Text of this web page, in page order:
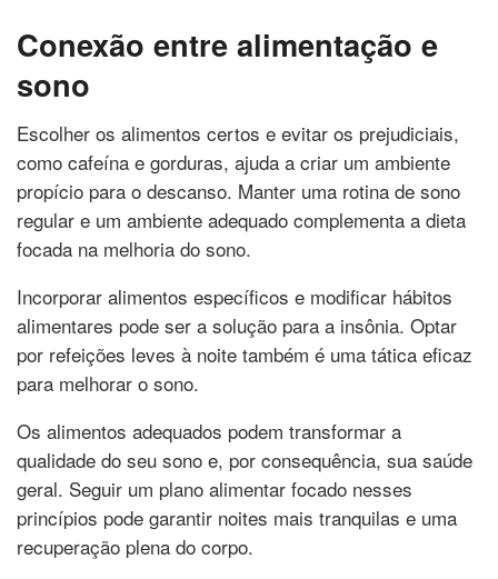
Conexão entre alimentação e
sono
Escolher os alimentos certos e evitar os prejudiciais,
como cafeína e gorduras, ajuda a criar um ambiente
propício para o descanso. Manter uma rotina de sono
regular e um ambiente adequado complementa a dieta
focada na melhoria do sono.
Incorporar alimentos específicos e modificar hábitos
alimentares pode ser a solução para a insônia. Optar
por refeições leves à noite também é uma tática eficaz
para melhorar o sono.
Os alimentos adequados podem transformar a
qualidade do seu sono e, por consequência, sua saúde
geral. Seguir um plano alimentar focado nesses
princípios pode garantir noites mais tranquilas e uma
recuperação plena do corpo.